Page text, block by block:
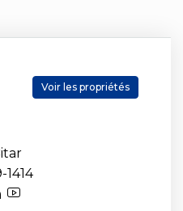
Voir les propriétés
1414